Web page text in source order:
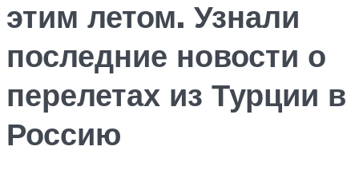
этим летом. Узнали
последние новости о
перелетах из Турции в
Россию